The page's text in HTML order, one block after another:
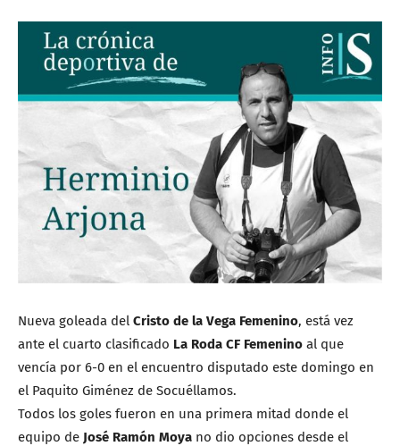
Nueva goleada del Cristo de la Vega Femenino, está vez
ante el cuarto clasificado La Roda CF Femenino al que
vencía por 6-0 en el encuentro disputado este domingo en
el Paquito Giménez de Socuéllamos.
Todos los goles fueron en una primera mitad donde el
equipo de José Ramón Moya no dio opciones desde el